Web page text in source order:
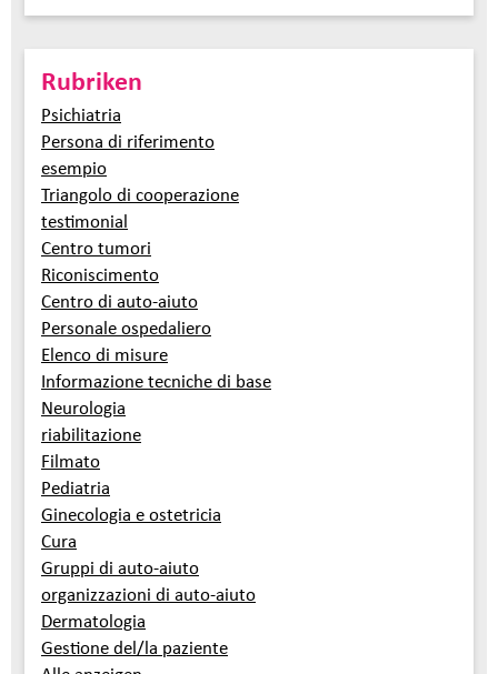
Rubriken
Psichiatria
Persona di riferimento
esempio
Triangolo di cooperazione
testimonial
Centro tumori
Riconiscimento
Centro di auto-aiuto
Personale ospedaliero
Elenco di misure
Informazione tecniche di base
Neurologia
riabilitazione
Filmato
Pediatria
Ginecologia e ostetricia
Cura
Gruppi di auto-aiuto
organizzazioni di auto-aiuto
Dermatologia
Gestione del/la paziente